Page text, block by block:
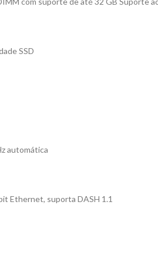
SSD
automática
Ethernet, suporta DASH 1.1